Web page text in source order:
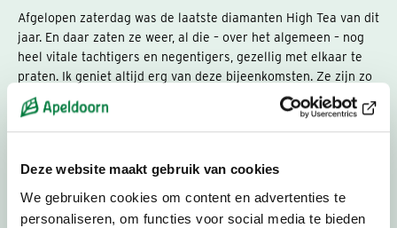
Deze website maakt gebruik van cookies
We gebruiken cookies om content en advertenties te
personaliseren, om functies voor social media te bieden
Afgelopen zaterdag was de laatste diamanten High Tea van dit
jaar. En daar zaten ze weer, al die – over het algemeen – nog
heel vitale tachtigers en negentigers, gezellig met elkaar te
praten. Ik geniet altijd erg van deze bijeenkomsten. Ze zijn zo
feestelijk, en iedereen is zo blij. En volgens mij ben ik niet de
enige die geniet, want de meeste ogen stralen na afloop.
Het is toch echt wel bijzonder als twee mensen voor elkaar
kiezen en elkaar door het leven heen loodsen, in lief en leed,